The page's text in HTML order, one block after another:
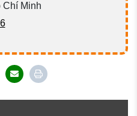
Chí Minh